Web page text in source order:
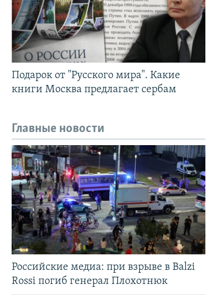
Подарок от "Русского мира". Какие
книги Москва предлагает сербам
Главные новости
Российские медиа: при взрыве в Balzi
Rossi погиб генерал Плохотнюк